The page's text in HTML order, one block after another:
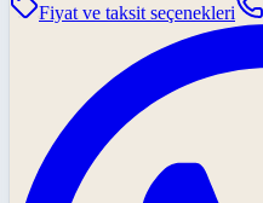
Fiyat ve taksit seçenekleri